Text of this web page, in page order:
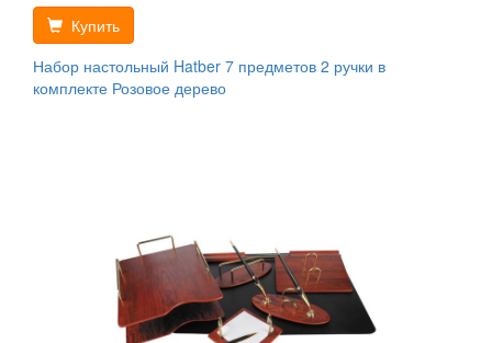
Купить
Набор настольный Hatber 7 предметов 2 ручки в
комплекте Розовое дерево